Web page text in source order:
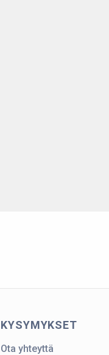
KYSYMYKSET
Ota yhteyttä